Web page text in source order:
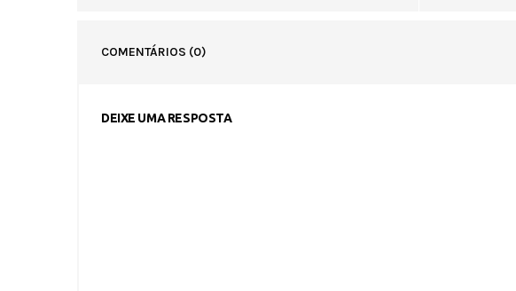
COMENTÁRIOS (0)
DEIXE UMA RESPOSTA